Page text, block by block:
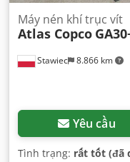
Stawiec 8.866 km
Máy nén khí trục vít
Atlas Copco
Yêu cầu
Tình trạng: rất tốt (đã